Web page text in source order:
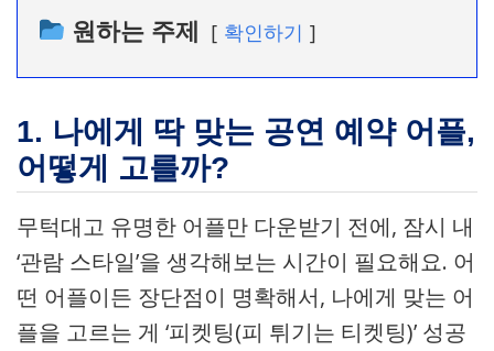
원하는 주제 확인하기
1. 나에게 딱 맞는 공연 예약 어플,
어떻게 고를까?
무턱대고 유명한 어플만 다운받기 전에, 잠시 내
‘관람 스타일’을 생각해보는 시간이 필요해요. 어
떤 어플이든 장단점이 명확해서, 나에게 맞는 어
플을 고르는 게 ‘피켓팅(피 튀기는 티켓팅)’ 성공